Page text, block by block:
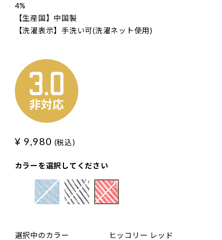
4%
【生産国】中国製
【洗濯表示】手洗い可(洗濯ネット使用)
¥ 9,980 (税込)
カラーを選択してください
選択中のカラー ヒッコリー レッド